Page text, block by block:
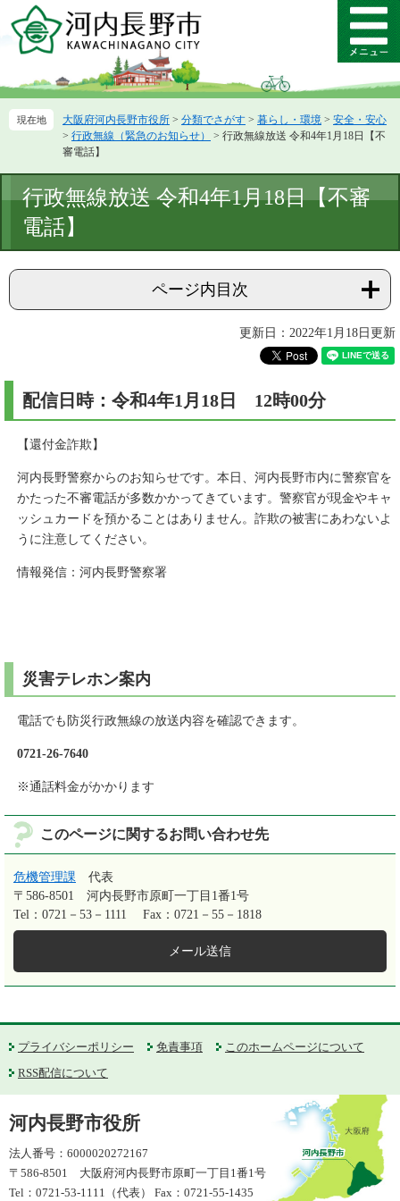
ー
先
ニ
を
本
文
メ
ニ
ー
大阪府河内長野市役所 > 分類でさがす > 暮らし・環境 > 安全・安心
> 行政無線（緊急のお知らせ） > 行政無線放送 令和4年1月18日【不
審電話】
文
行政無線放送 令和4年1月18日【不審
電話】
ページ内目次
更新日：2022年1月18日更新
配信日時：令和4年1月18日 12時00分
【還付金詐欺】
河内長野警察からのお知らせです。本日、河内長野市内に警察官を
かたった不審電話が多数かかってきています。警察官が現金やキャ
ッシュカードを預かることはありません。詐欺の被害にあわないよ
うに注意してください。
情報発信：河内長野警察署
災害テレホン案内
電話でも防災行政無線の放送内容を確認できます。
0721-26-7640
※通話料金がかかります
このページに関するお問い合わせ先
危機管理課
代表
〒586-8501
河内長野市原町一丁目1番1号
Tel：0721－53－1111
Fax：0721－55－1818
メール送信
プライバシーポリシー 免責事項
このホームページについて
RSS配信について
河内長野市役所
法人番号：6000020272167
〒586-8501 大阪府河内長野市原町一丁目1番1号
Tel：0721-53-1111（代表） Fax：0721-55-1435